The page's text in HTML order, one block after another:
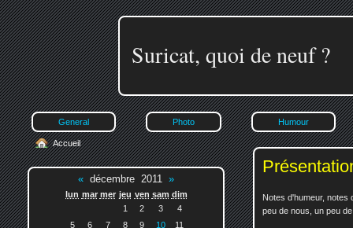
Suricat, quoi de neuf ?
General Photo Humour
Notes d'humeur, notes
peu de nous, un peu
Accueil
« décembre 2011 »
lun mar mer jeu ven sam dim
1
2 3
4
5
6 7 8 9 10
11